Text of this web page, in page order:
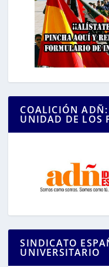
COALICIÓN
UNIDAD DE LOS
SINDICATO
UNIVERSITARIO